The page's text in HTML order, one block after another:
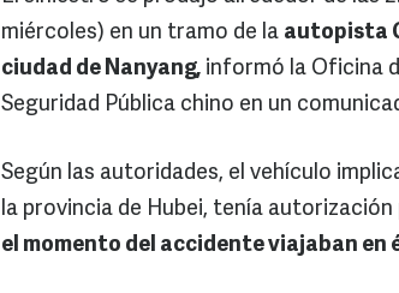
miércoles) en un tramo de la autopista
ciudad de Nanyang, informó la Oficina
Seguridad Pública chino en un
Según las autoridades, el vehículo
la provincia de Hubei, tenía
el momento del accidente viajaban en